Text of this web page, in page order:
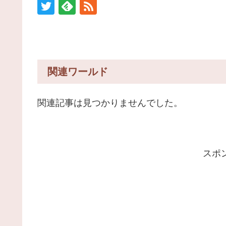
関連ワールド
関連記事は見つかりませんでした。
スポ